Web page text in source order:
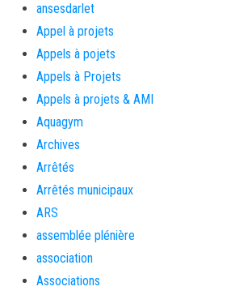
ansesdarlet
Appel à projets
Appels à pojets
Appels à Projets
Appels à projets & AMI
Aquagym
Archives
Arrêtés
Arrêtés municipaux
ARS
assemblée plénière
association
Associations